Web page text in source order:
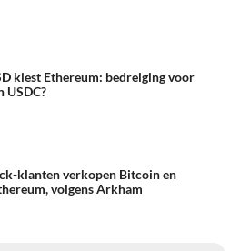
kiest Ethereum: bedreiging voor
USDC?
klanten verkopen Bitcoin en
volgens Arkham